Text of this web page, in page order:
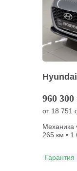
960 300
от 18 751 q
Механика
265 км •
Гарантия